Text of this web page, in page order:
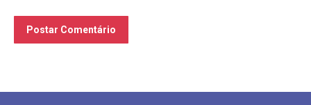
Postar Comentário